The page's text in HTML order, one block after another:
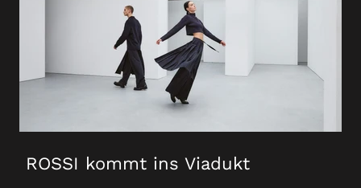
ROSSI kommt ins Viadukt